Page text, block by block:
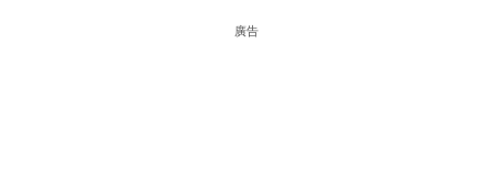
廣告